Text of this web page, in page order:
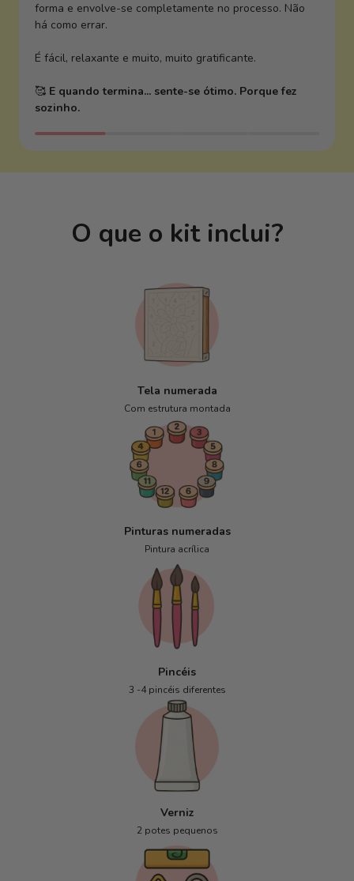
forma e envolve-se completamente no processo. Não
há como errar.
É fácil, relaxante e muito, muito gratificante.
🥰 E quando termina... sente-se ótimo. Porque fez
sozinho.
O que o kit inclui?
Tela numerada
Com estrutura montada
Pinturas numeradas
Pintura acrílica
Pincéis
3 -4 pincéis diferentes
Verniz
2 potes pequenos